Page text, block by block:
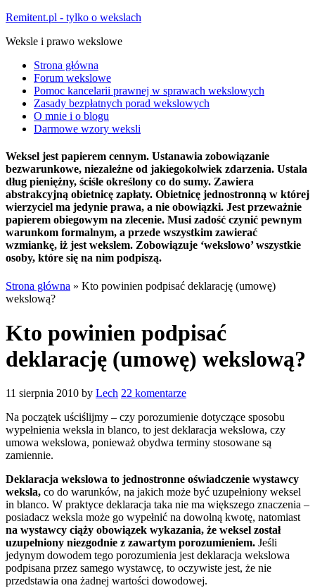
Remitent.pl - tylko o wekslach
Weksle i prawo wekslowe
Strona główna
Forum wekslowe
Pomoc kancelarii prawnej w sprawach wekslowych
Zasady bezpłatnych porad wekslowych
O mnie i o blogu
Darmowe wzory weksli
Weksel jest papierem cennym. Ustanawia zobowiązanie
bezwarunkowe, niezależne od jakiegokolwiek zdarzenia. Ustala
dług pieniężny, ściśle określony co do sumy. Zawiera
abstrakcyjną obietnicę zapłaty. Obietnicę jednostronną w której
wierzyciel ma jedynie prawa, a nie obowiązki. Jest przeważnie
papierem obiegowym na zlecenie. Musi zadość czynić pewnym
warunkom formalnym, a przede wszystkim zawierać
wzmiankę, iż jest wekslem. Zobowiązuje ‘wekslowo’ wszystkie
osoby, które się na nim podpiszą.
Strona główna » Kto powinien podpisać deklarację (umowę)
wekslową?
Kto powinien podpisać
deklarację (umowę) wekslową?
11 sierpnia 2010 by Lech 22 komentarze
Na początek uściślijmy – czy porozumienie dotyczące sposobu
wypełnienia weksla in blanco, to jest deklaracja wekslowa, czy
umowa wekslowa, ponieważ obydwa terminy stosowane są
zamiennie.
Deklaracja wekslowa to jednostronne oświadczenie wystawcy
weksla, co do warunków, na jakich może być uzupełniony weksel
in blanco. W praktyce deklaracja taka nie ma większego znaczenia –
posiadacz weksla może go wypełnić na dowolną kwotę, natomiast
na wystawcy ciąży obowiązek wykazania, że weksel został
uzupełniony niezgodnie z zawartym porozumieniem. Jeśli
jedynym dowodem tego porozumienia jest deklaracja wekslowa
podpisana przez samego wystawcę, to oczywiste jest, że nie
przedstawia ona żadnej wartości dowodowej.